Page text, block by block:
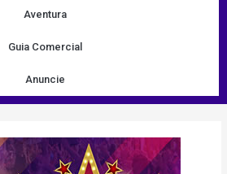
Aventura
Guia Comercial
Anuncie